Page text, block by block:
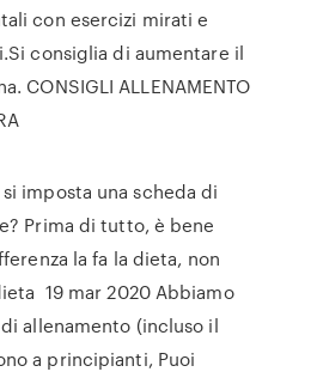
con esercizi mirati e
consiglia di aumentare il
CONSIGLI ALLENAMENTO
imposta una scheda di
Prima di tutto, è bene
la fa la dieta, non
19 mar 2020 Abbiamo
allenamento (incluso il
a principianti, Puoi